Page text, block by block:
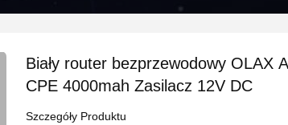
Biały router bezprzewodowy OLAX
CPE 4000mah Zasilacz 12V DC
Szczegóły Produktu